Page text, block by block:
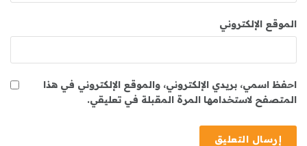
الموقع الإلكتروني
احفظ اسمي، بريدي الإلكتروني، والموقع الإلكتروني في هذا
المتصفح لاستخدامها المرة المقبلة في تعليقي.